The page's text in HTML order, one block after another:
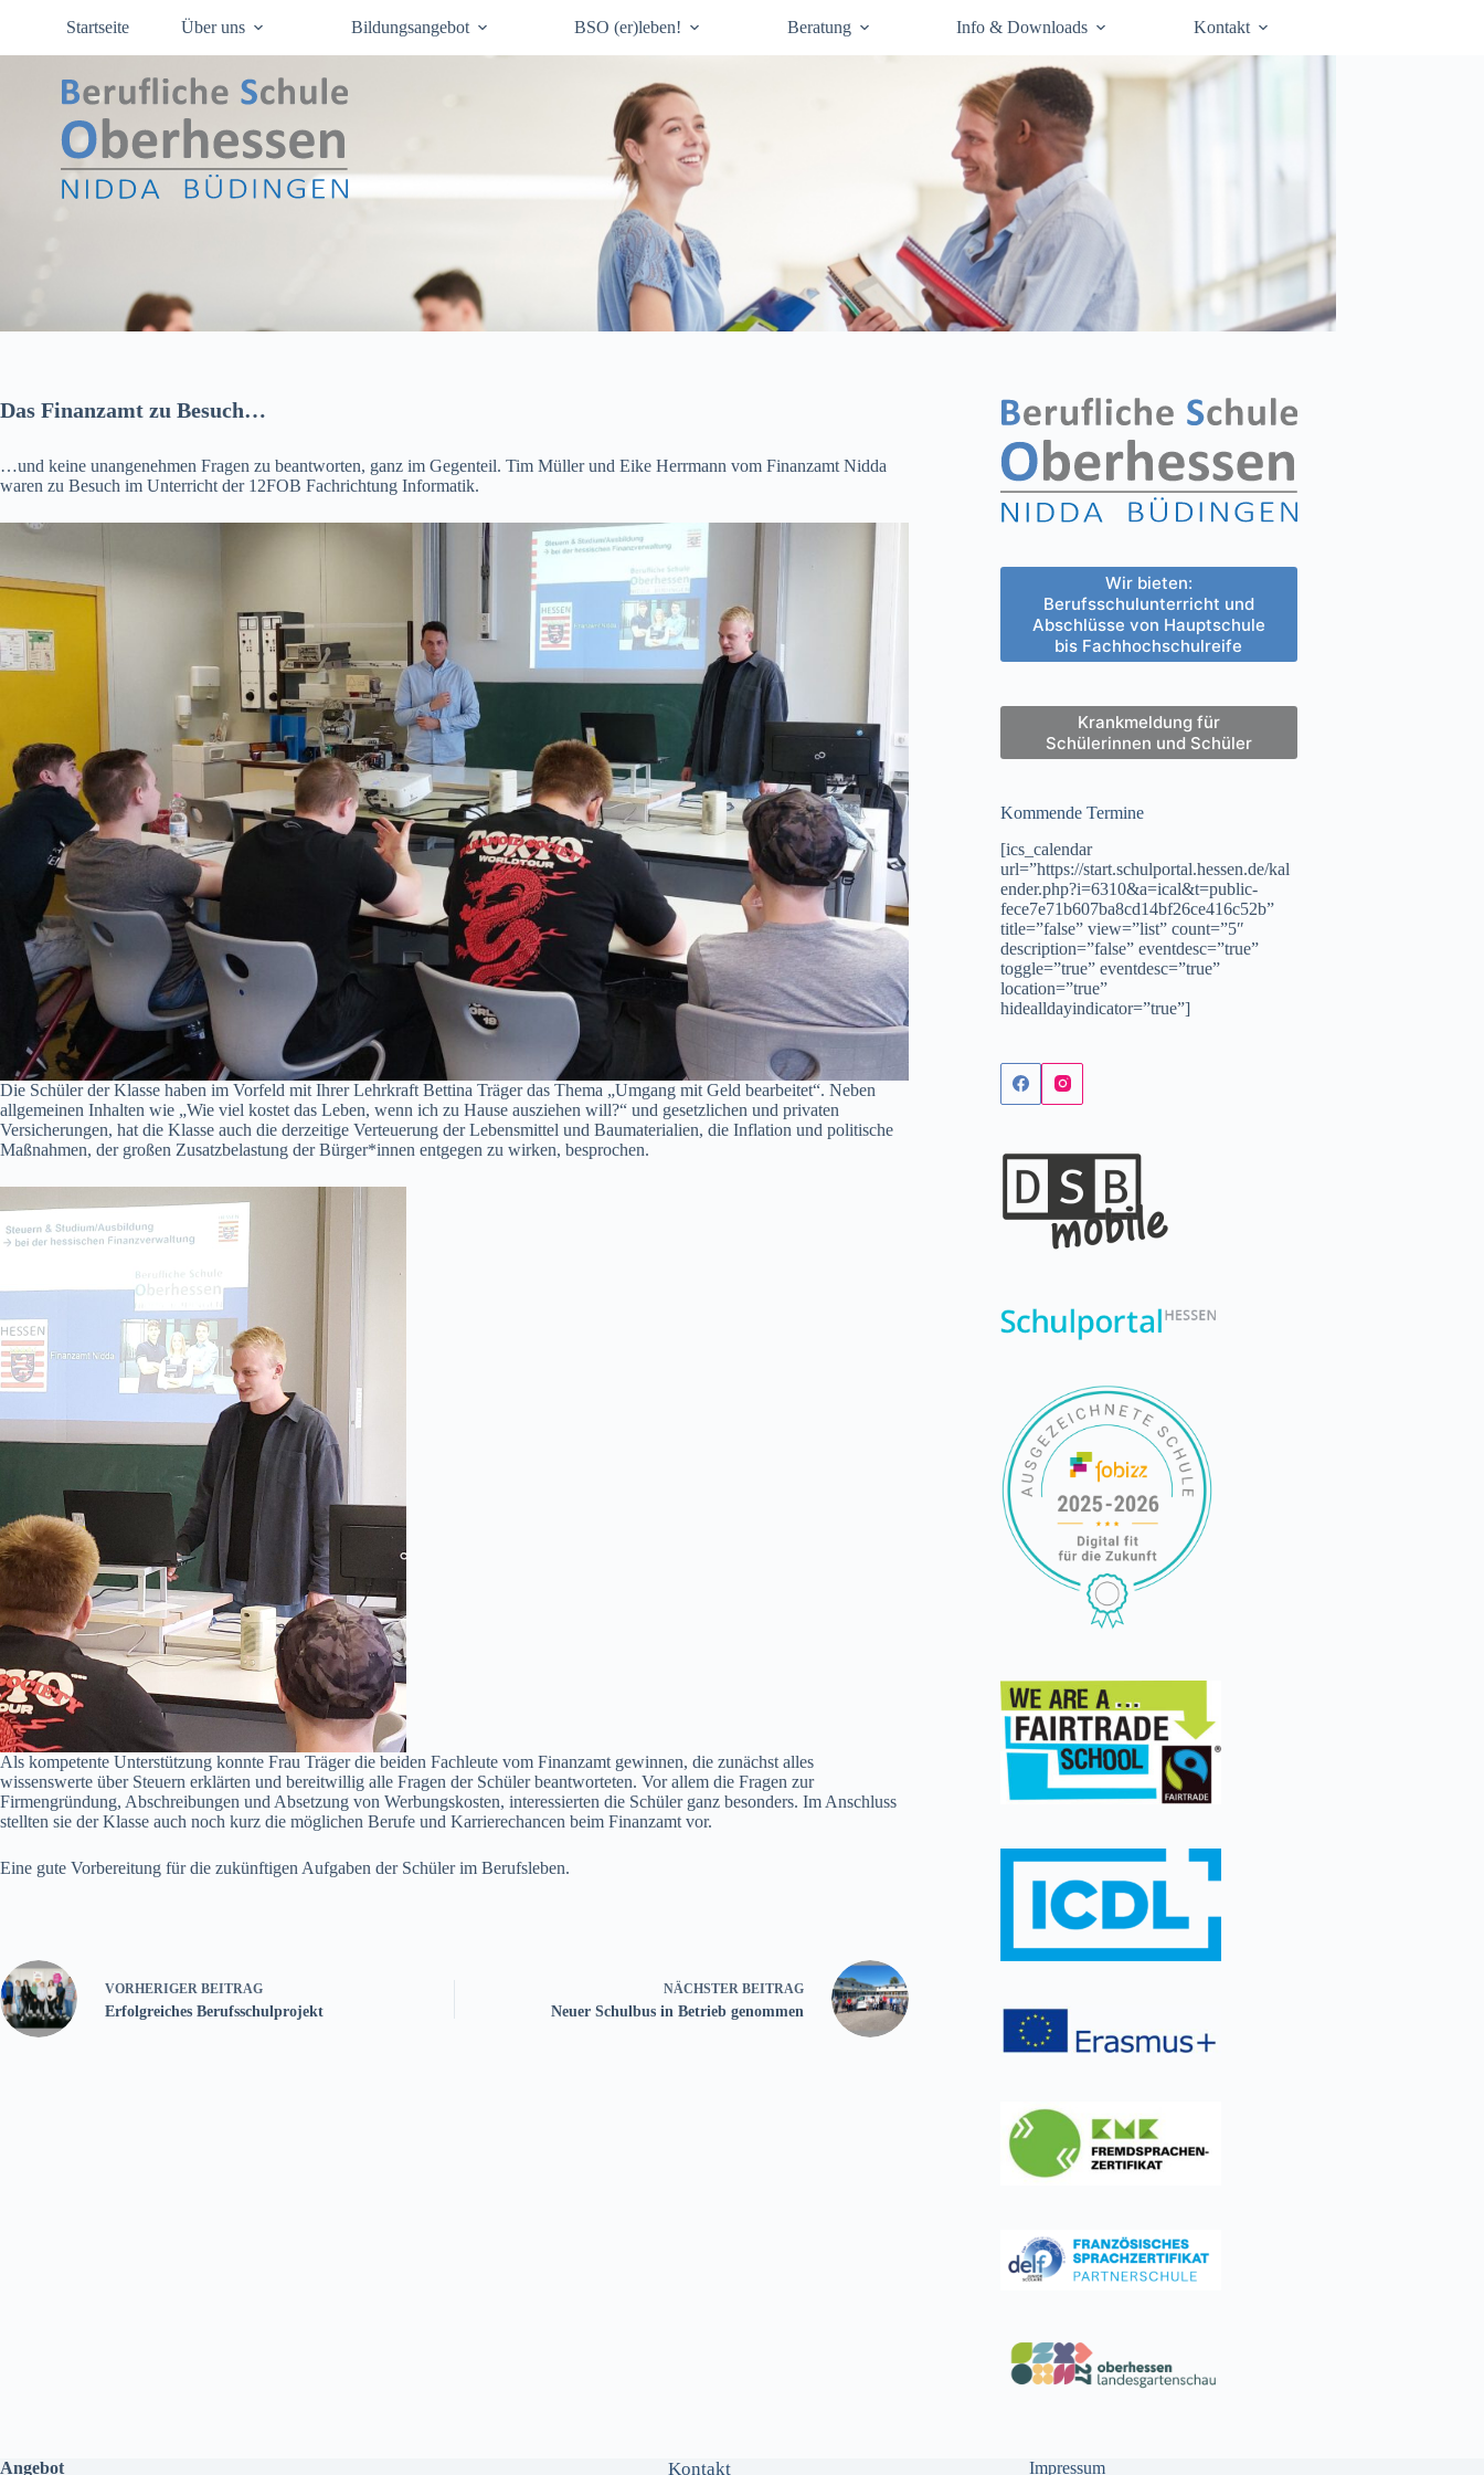
Startseite Über uns Bildungsangebot BSO (er)leben! Beratung Info & Downloads Kontakt
Das Finanzamt zu Besuch…
…und keine unangenehmen Fragen zu beantworten, ganz im Gegenteil. Tim Müller und Eike Herrmann vom Finanzamt Nidda
waren zu Besuch im Unterricht der 12FOB Fachrichtung Informatik.
Die Schüler der Klasse haben im Vorfeld mit Ihrer Lehrkraft Bettina Träger das Thema „Umgang mit Geld bearbeitet“. Neben
allgemeinen Inhalten wie „Wie viel kostet das Leben, wenn ich zu Hause ausziehen will?“ und gesetzlichen und privaten
Versicherungen, hat die Klasse auch die derzeitige Verteuerung der Lebensmittel und Baumaterialien, die Inflation und politische
Maßnahmen, der großen Zusatzbelastung der Bürger*innen entgegen zu wirken, besprochen.
Als kompetente Unterstützung konnte Frau Träger die beiden Fachleute vom Finanzamt gewinnen, die zunächst alles
wissenswerte über Steuern erklärten und bereitwillig alle Fragen der Schüler beantworteten. Vor allem die Fragen zur
Firmengründung, Abschreibungen und Absetzung von Werbungskosten, interessierten die Schüler ganz besonders. Im Anschluss
stellten sie der Klasse auch noch kurz die möglichen Berufe und Karrierechancen beim Finanzamt vor.
Eine gute Vorbereitung für die zukünftigen Aufgaben der Schüler im Berufsleben.
VORHERIGER BEITRAG
Erfolgreiches Berufsschulprojekt
NÄCHSTER BEITRAG
Neuer Schulbus in Betrieb genommen
Wir bieten:
Berufsschulunterricht und
Abschlüsse von Hauptschule
bis Fachhochschulreife
Krankmeldung für
Schülerinnen und Schüler
Kommende Termine
[ics_calendar
url=”https://start.schulportal.hessen.de/kal
ender.php?i=6310&a=ical&t=public-
fece7e71b607ba8cd14bf26ce416c52b”
title=”false” view=”list” count=”5″
description=”false” eventdesc=”true”
toggle=”true” eventdesc=”true”
location=”true”
hidealldayindicator=”true”]
Angebot Kontakt Impressum